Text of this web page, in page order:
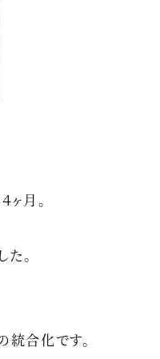
ヶ月。
。
統合化です。